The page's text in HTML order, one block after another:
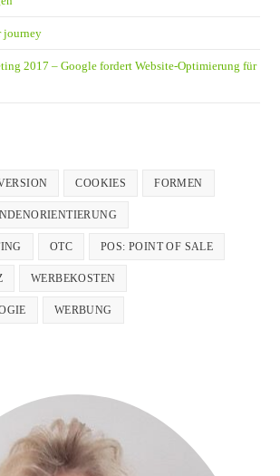
journey
2017 – Google fordert Website-Optimierung für
COOKIES FORMEN
OTC POS: POINT OF SALE
WERBEKOSTEN
WERBUNG